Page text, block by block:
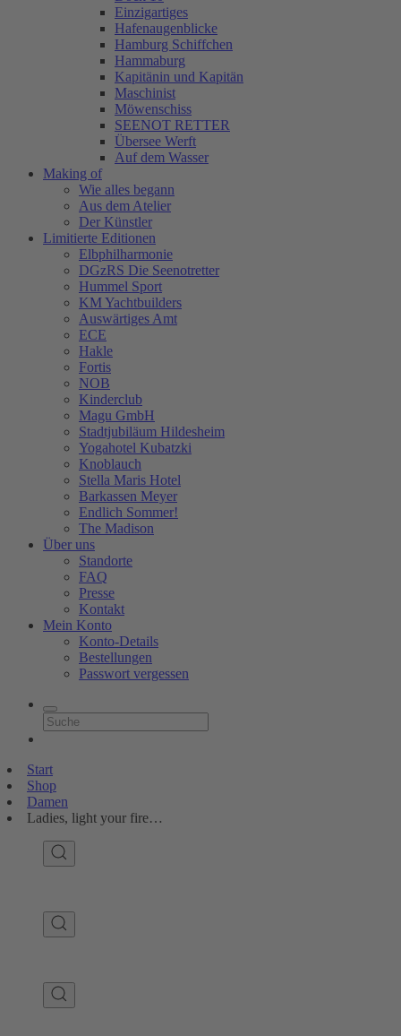
Einzigartiges
Hafenaugen­blicke
Hamburg Schiffchen
Hammaburg
Kapitänin und Kapitän
Maschinist
Möwenschiss
SEENOT RETTER
Übersee Werft
Auf dem Wasser
Making of
Wie alles begann
Aus dem Atelier
Der Künstler
Limitierte Editionen
Elbphilharmonie
DGzRS Die Seenotretter
Hummel Sport
KM Yachtbuilders
Auswärtiges Amt
ECE
Hakle
Fortis
NOB
Kinderclub
Magu GmbH
Stadtjubiläum Hildesheim
Yogahotel Kubatzki
Knoblauch
Stella Maris Hotel
Barkassen Meyer
Endlich Sommer!
The Madison
Über uns
Standorte
FAQ
Presse
Kontakt
Mein Konto
Konto-Details
Bestellungen
Passwort vergessen
Start
Shop
Damen
Ladies, light your fire…